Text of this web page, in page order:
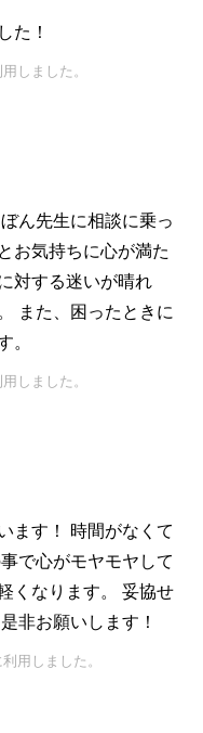
た！
しました。
ん先生に相談に乗っ
お気持ちに心が満た
対する迷いが晴れ
また、困ったときに
。
しました。
ます！ 時間がなくて
で心がモヤモヤして
くなります。 妥協せ
非お願いします！
用しました。